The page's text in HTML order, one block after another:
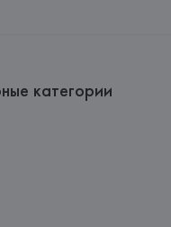
категории